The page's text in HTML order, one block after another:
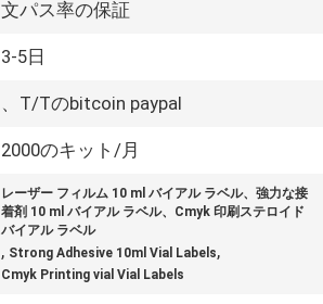
文パス率の保証
3-5日
、T/Tのbitcoin paypal
2000のキット/月
レーザー フィルム 10 ml バイアル ラベル、強力な接
着剤 10 ml バイアル ラベル、Cmyk 印刷ステロイド
バイアル ラベル
, Strong Adhesive 10ml Vial Labels,
Cmyk Printing vial Vial Labels